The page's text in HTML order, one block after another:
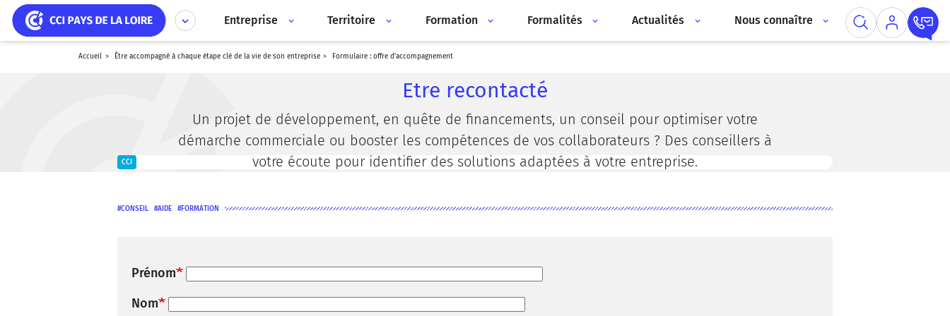
Aller
au
contenu
principal
Entreprise Territoire Formation Formalités Actualités Nous connaître
accueil être accompagné à chaque étape clé de la vie de son entreprise formulaire : offre d'accompagnement
Etre recontacté
Un projet de développement, en quête de financements, un conseil pour optimiser votre
démarche commerciale ou booster les compétences de vos collaborateurs ? Des conseillers à
votre écoute pour identifier des solutions adaptées à votre entreprise.
CCI
CONSEIL AIDE FORMATION
Prénom
Nom
Panneau de gestion des cookies